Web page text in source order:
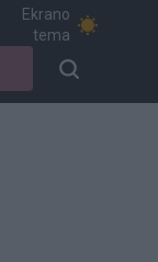
Ekrano
tema